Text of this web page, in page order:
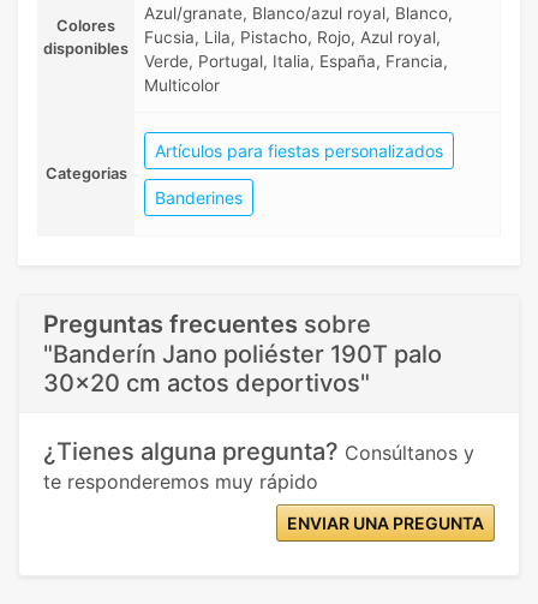
Colores
disponibles
Azul/granate, Blanco/azul royal, Blanco,
Fucsia, Lila, Pistacho, Rojo, Azul royal,
Verde, Portugal, Italia, España, Francia,
Multicolor
Categorias
Artículos para fiestas personalizados
Banderines
Preguntas frecuentes sobre
"Banderín Jano poliéster 190T palo
30x20 cm actos deportivos"
¿Tienes alguna pregunta? Consúltanos y
te responderemos muy rápido
ENVIAR UNA PREGUNTA